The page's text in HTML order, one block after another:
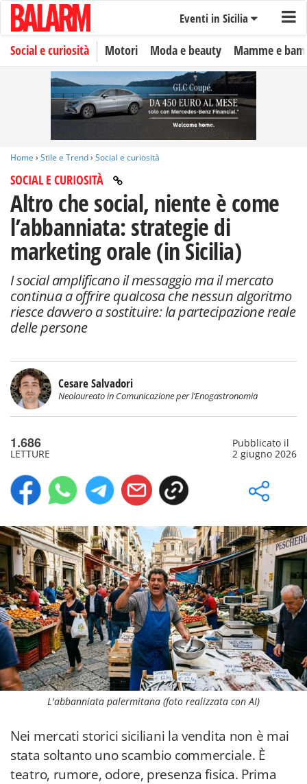
Eventi in Sicilia
Social e curiosità Motori Moda e beauty Mamme e
Home › Stile e Trend› Social e curiosità
SOCIAL E CURIOSITÀ
Altro che social, niente è come
l’abbanniata: strategie di
marketing orale (in Sicilia)
I social amplificano il messaggio ma il mercato
continua a offrire qualcosa che nessun algoritmo
riesce davvero a sostituire: la partecipazione reale
delle persone
Cesare Salvadori
Neolaureato in Comunicazione per l’Enogastronomia
1.686
LETTURE
Pubblicato il
2 giugno 2026
L'abbanniata palermitana (foto realizzata con AI)
Nei mercati storici siciliani la vendita non è mai
stata soltanto uno scambio commerciale. È
teatro, rumore, odore, presenza fisica. Prima